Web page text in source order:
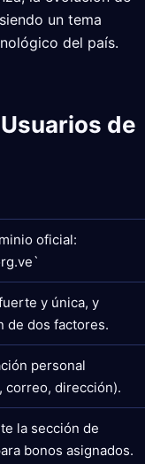
un tema
del país.
de
oficial:
y única, y
de dos factores.
personal
correo, dirección).
la sección de
bonos asignados.